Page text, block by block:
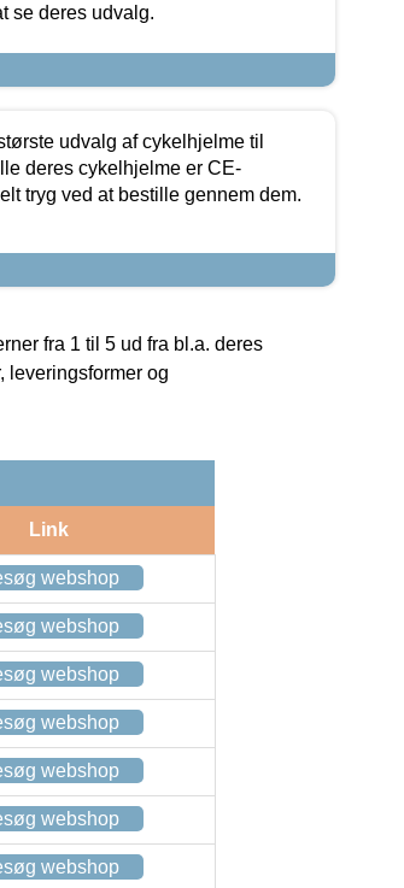
se deres udvalg.
udvalg af cykelhjelme til
deres cykelhjelme er CE-
tryg ved at bestille gennem dem.
fra 1 til 5 ud fra bl.a. deres
leveringsformer og
Link
webshop
webshop
webshop
webshop
webshop
webshop
webshop